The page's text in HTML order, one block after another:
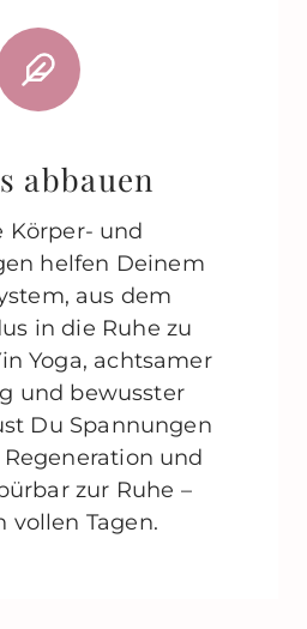
abbauen
Körper- und
helfen Deinem
aus dem
in die Ruhe zu
Yoga, achtsamer
und bewusster
Du Spannungen
und
zur Ruhe –
vollen Tagen.